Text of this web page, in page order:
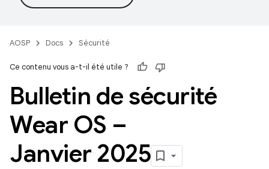
AOSP Docs Sécurité
Ce contenu vous a-t-il été utile ?
Bulletin de sécurité
Wear OS –
Janvier 2025